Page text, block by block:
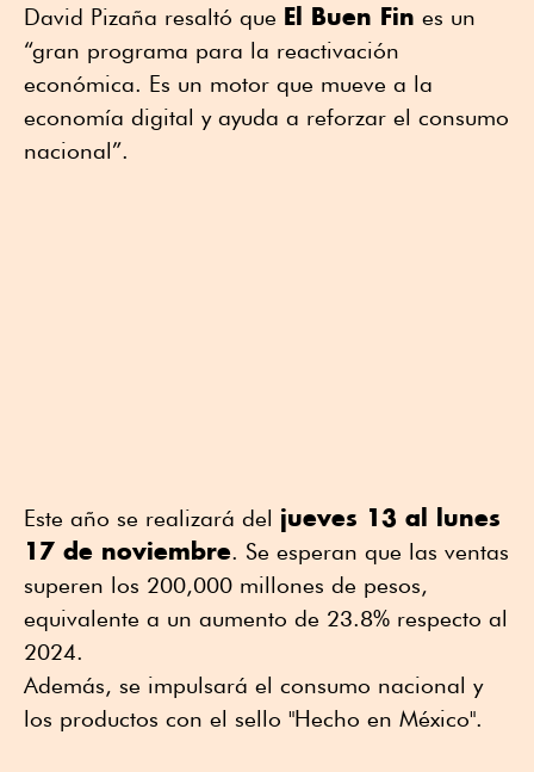
David Pizaña resaltó que El Buen Fin es un
“gran programa para la reactivación
económica. Es un motor que mueve a la
economía digital y ayuda a reforzar el consumo
nacional”.
Este año se realizará del jueves 13 al lunes
17 de noviembre. Se esperan que las ventas
superen los 200,000 millones de pesos,
equivalente a un aumento de 23.8% respecto al
2024.
Además, se impulsará el consumo nacional y
los productos con el sello "Hecho en México".